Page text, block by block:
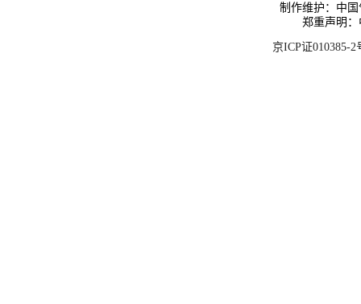
制作维护：中
郑重声明
京ICP证010385-2